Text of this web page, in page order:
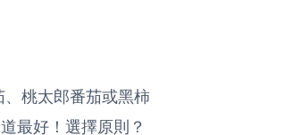
桃太郎番茄或黑柿
最好！選擇原則？